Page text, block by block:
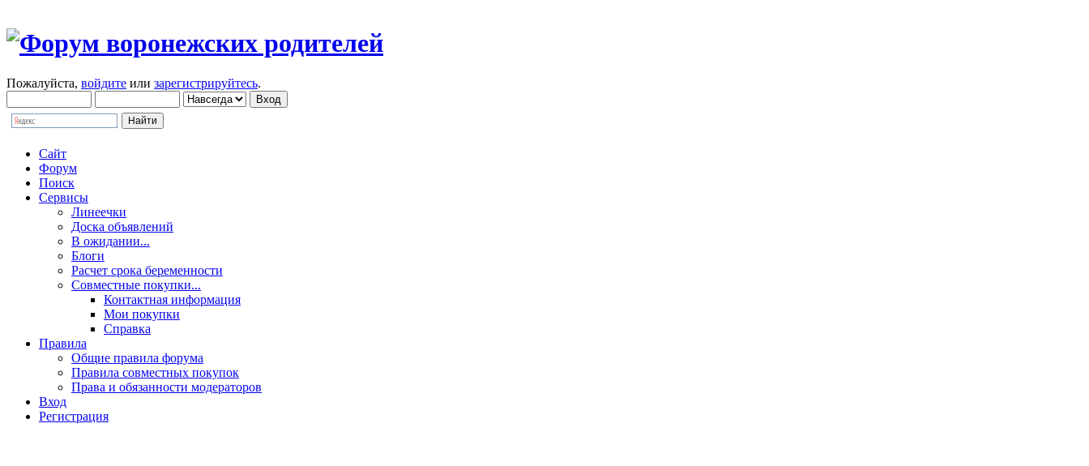
Пожалуйста, войдите или зарегистрируйтесь.
Сайт
Форум
Поиск
Сервисы
Линеечки
Доска объявлений
В ожидании...
Блоги
Расчет срока беременности
Совместные покупки...
Контактная информация
Мои покупки
Справка
Правила
Общие правила форума
Правила совместных покупок
Права и обязанности модераторов
Вход
Регистрация